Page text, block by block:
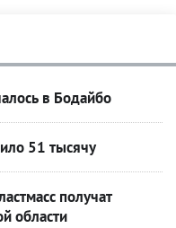
в Бодайбо
51 тысячу
получат
области